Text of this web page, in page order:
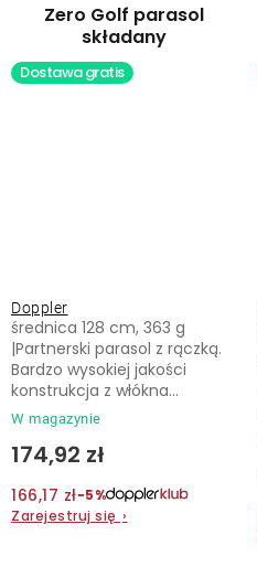
Zero Golf parasol
składany
Dostawa gratis
Doppler
W magazynie
174,92 zł
166,17 zł−5%
Zarejestruj się ›
średnica 128 cm, 363 g
|Partnerski parasol z rączką.
Bardzo wysokiej jakości
konstrukcja z włókna...